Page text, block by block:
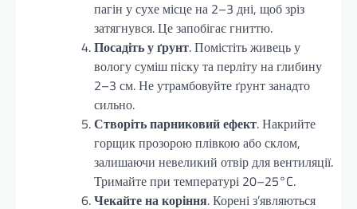
пагін у сухе місце на 2–3 дні, щоб зріз
затягнувся. Це запобігає гниттю.
Посадіть у ґрунт. Помістіть живець у
вологу суміш піску та перліту на глибину
2–3 см. Не утрамбовуйте ґрунт занадто
сильно.
Створіть парниковий ефект. Накрийте
горщик прозорою плівкою або склом,
залишаючи невеликий отвір для вентиляції.
Тримайте при температурі 20–25°C.
Чекайте на коріння. Корені з’являються